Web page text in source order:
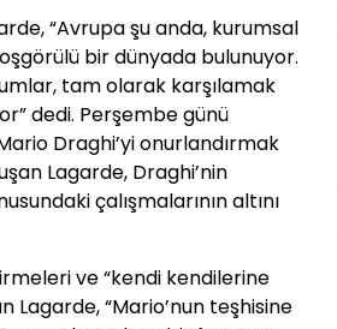
“Avrupa şu anda, kurumsal
bir dünyada bulunuyor.
tam olarak karşılamak
dedi. Perşembe günü
Draghi’yi onurlandırmak
Lagarde, Draghi’nin
çalışmalarının altını
ve “kendi kendilerine
Lagarde, “Mario’nun teşhisine